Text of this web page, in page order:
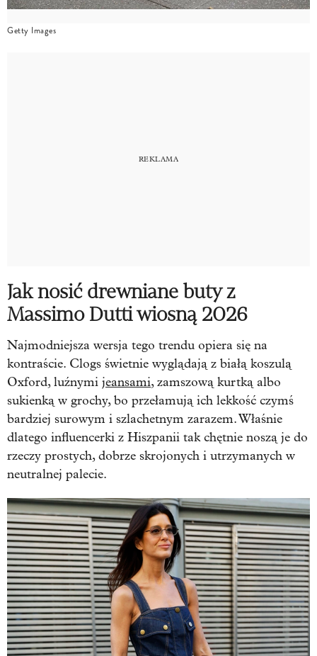
Getty Images
Jak nosić drewniane buty z
Massimo Dutti wiosną 2026
Najmodniejsza wersja tego trendu opiera się na
kontraście. Clogs świetnie wyglądają z białą koszulą
Oxford, luźnymi jeansami, zamszową kurtką albo
sukienką w grochy, bo przełamują ich lekkość czymś
bardziej surowym i szlachetnym zarazem. Właśnie
dlatego influencerki z Hiszpanii tak chętnie noszą je do
rzeczy prostych, dobrze skrojonych i utrzymanych w
neutralnej palecie.